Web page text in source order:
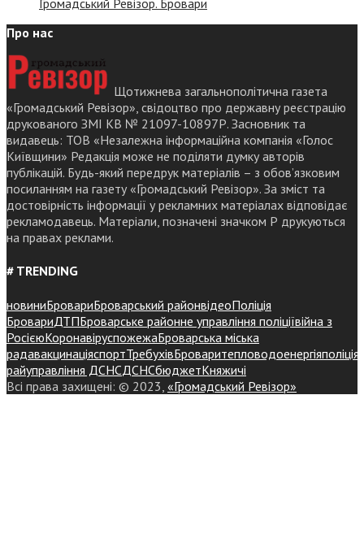
Громадський Ревізор. Бровари
Про нас
Щотижнева загальнополітична газета
«Громадський Ревізор», свідоцтво про державну реєстрацію
друкованого ЗМІ КВ № 21097-10897Р. Засновник та
видавець: ТОВ «Незалежна інформаційна компанія «Голос
Київщини» Редакція може не поділяти думку авторів
публікацій. Будь-який передрук матеріалів – з обов’язковим
посиланням на газету «Громадський Ревізор». За зміст та
достовірність інформації у рекламних матеріалах відповідає
рекламодавець. Матеріали, позначені значком Р друкуються
на правах реклами.
# TRENDING
новиниБровариБроварський районвідеоПоліція
БровариДТПБроварське районне управління поліціївійна з
РосієюКоронавіруспожежаБроварська міська
радавакцинаціяспортТребухівБроваритепловодоенергіяполіція
райуправління ДСНСДСНСбюджетКняжичі
Всі права захищені: © 2023, «Громадський Ревізор»